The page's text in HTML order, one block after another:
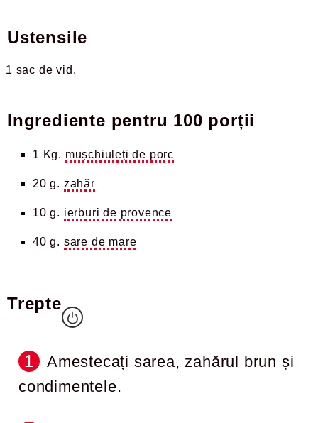
Ustensile
1 sac de vid
Ingrediente pentru 100 porții
1 Kg. mușchiuleți de porc
20 g. zahăr
10 g. ierburi de provence
40 g. sare de mare
Trepte
Amestecați sarea, zahărul brun și
condimentele.